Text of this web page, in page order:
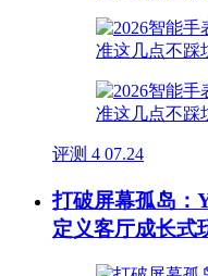
评测 4 07.24
打破屏幕孤岛：
定义客厅成长式